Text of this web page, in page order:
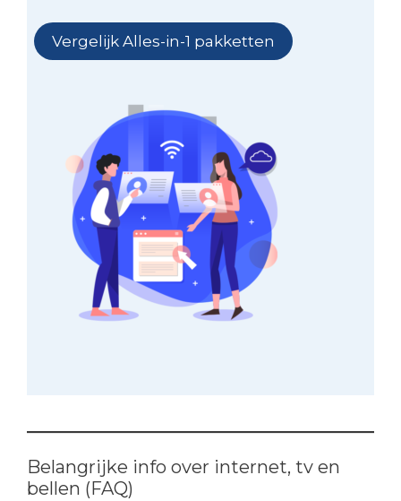
Vergelijk Alles-in-1 pakketten
Belangrijke info over internet, tv en
bellen (FAQ)